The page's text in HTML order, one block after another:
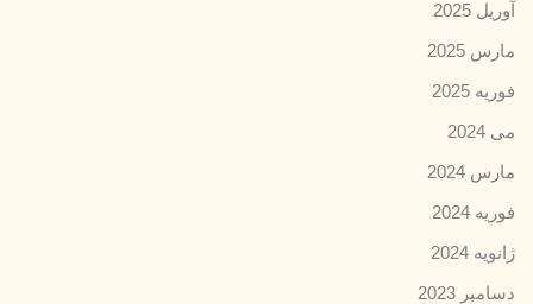
آوریل 2025
مارس 2025
فوریه 2025
می 2024
مارس 2024
فوریه 2024
ژانویه 2024
دسامبر 2023